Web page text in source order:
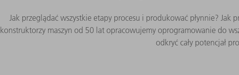
Jak przeglądać wszystkie etapy procesu i produkować płynnie? Jak
konstruktorzy maszyn od 50 lat opracowujemy oprogramowanie do
odkryć cały potencjał